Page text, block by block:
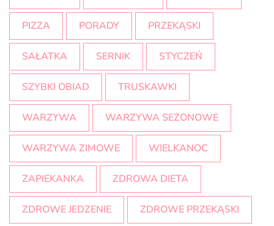
PIZZA PORADY PRZEKĄSKI
SAŁATKA SERNIK STYCZEŃ
SZYBKI OBIAD TRUSKAWKI
WARZYWA WARZYWA SEZONOWE
WARZYWA ZIMOWE WIELKANOC
ZAPIEKANKA ZDROWA DIETA
ZDROWE JEDZENIE ZDROWE PRZEKĄSKI